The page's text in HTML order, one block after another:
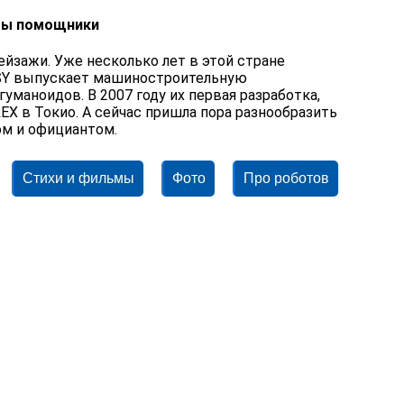
помощники
Уже несколько лет в этой стране
выпускает машиностроительную
В 2007 году их первая разработка,
в Токио. А сейчас пришла пора разнообразить
и официантом.
Стихи и фильмы Фото Про роботов